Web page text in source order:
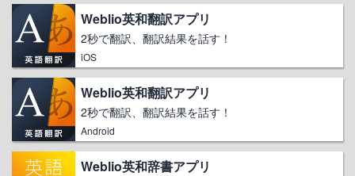
Weblio英和翻訳アプリ
2秒で翻訳、翻訳結果を話す！
iOS
Weblio英和翻訳アプリ
2秒で翻訳、翻訳結果を話す！
Android
Weblio英和辞書アプリ